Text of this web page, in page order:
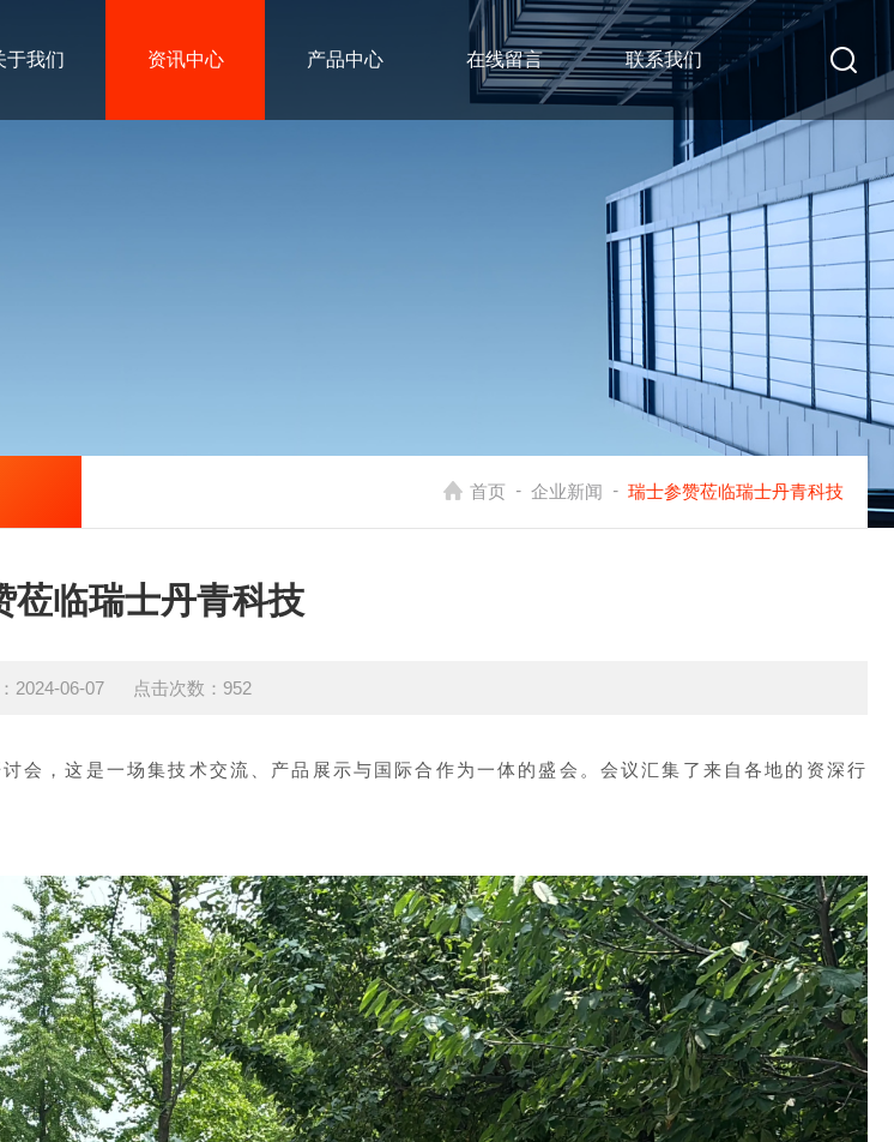
于我们 资讯中心 产品中心 在线留言 联系我们
首页 - 企业新闻 - 瑞士参赞莅临瑞士丹青科技
莅临瑞士丹青科技
2024-06-07 点击次数：952
，这是一场集技术交流、产品展示与国际合作为一体的盛会。会议汇集了来自各地的资深行